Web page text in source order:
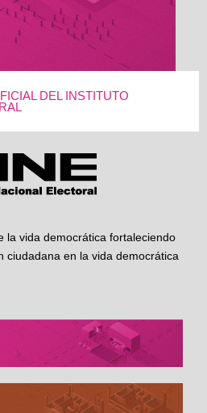
DEL INSTITUTO
la vida democrática fortaleciendo
ciudadana en la vida democrática